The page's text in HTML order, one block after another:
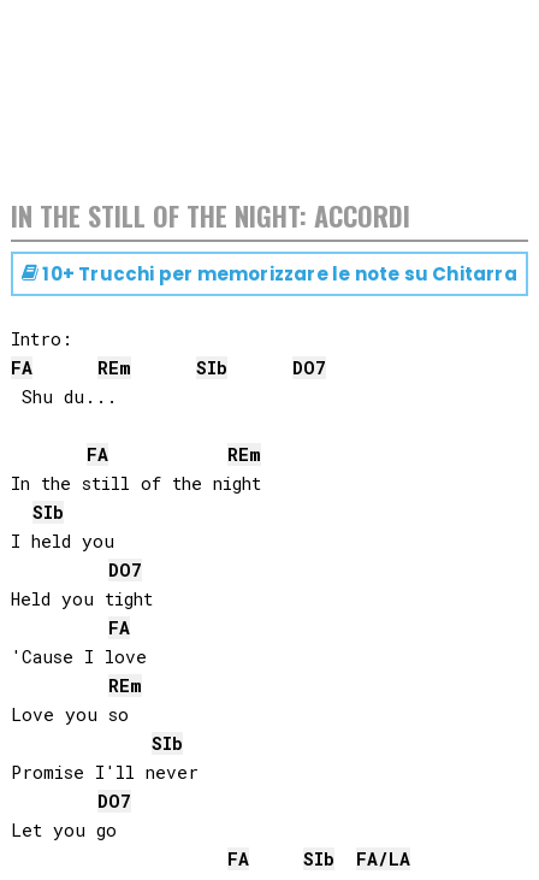
IN THE STILL OF THE NIGHT: ACCORDI
10+ Trucchi per memorizzare le note su Chitarra
FA
REm SIb DO7
Shu du...
FA REm
In the still of the night
SIb
I held you
DO7
Held you tight
FA
'Cause I love
REm
Love you so
SIb
Promise I'll never
DO7
Let you go
FA
SIb FA/LA